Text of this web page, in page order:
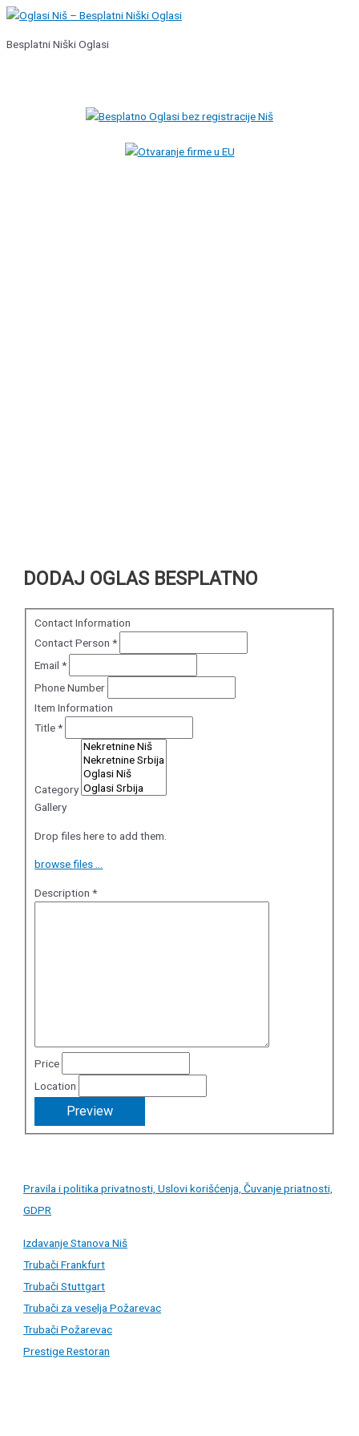
Pređi
sadržaj
Besplatni Niški Oglasi
DODAJ OGLAS BESPLATNO
Contact Information
Contact Person*
Email*
Phone Number
Item Information
Title*
Category
Gallery
Drop files here to add them.
browse files ...
Description*
Price
Location
Pravila i politika privatnosti, Uslovi korišćenja, Čuvanje priatnosti,
GDPR
Izdavanje Stanova Niš
Trubači Frankfurt
Trubači Stuttgart
Trubači za veselja Požarevac
Trubači Požarevac
Prestige Restoran